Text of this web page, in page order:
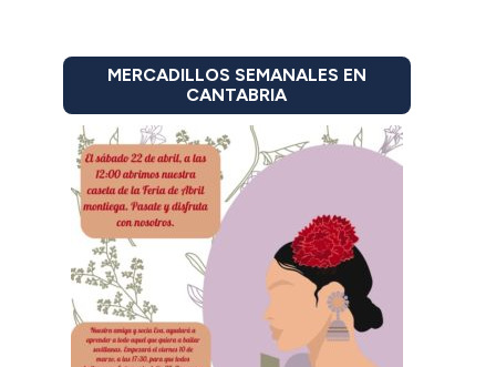
MERCADILLOS SEMANALES EN
CANTABRIA